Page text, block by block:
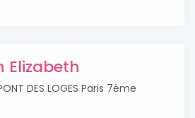
Elizabeth
DES LOGES Paris 7ème